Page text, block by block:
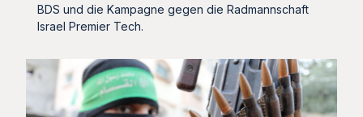
BDS und die Kampagne gegen die Radmannschaft
Israel Premier Tech.